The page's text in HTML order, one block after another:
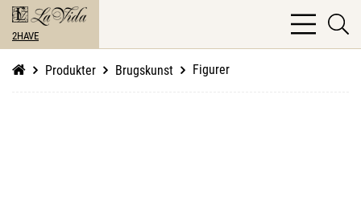
2HAVE
bars
light
Produkter Brugskunst Figurer